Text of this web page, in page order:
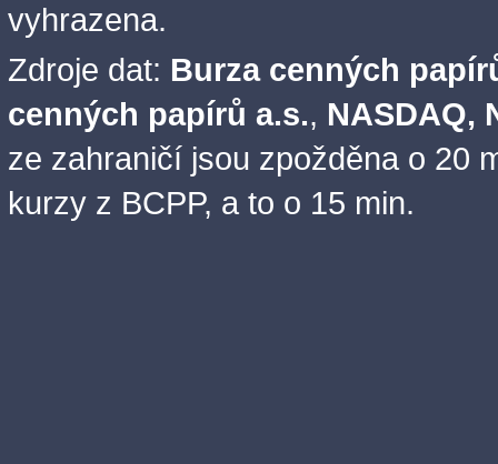
vyhrazena.
Zdroje dat: Burza cenných
cenných papírů a.s., NASDAQ,
ze zahraničí jsou zpožděna o 20
kurzy z BCPP, a to o 15 min.